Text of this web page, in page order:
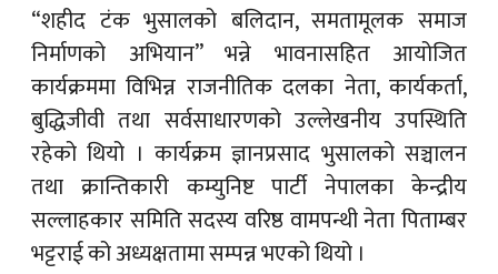
“शहीद टंक भुसालको बलिदान, समतामूलक समाज
निर्माणको अभियान” भन्ने भावनासहित आयोजित
कार्यक्रममा विभिन्न राजनीतिक दलका नेता, कार्यकर्ता,
बुद्धिजीवी तथा सर्वसाधारणको उल्लेखनीय उपस्थिति
रहेको थियो । कार्यक्रम ज्ञानप्रसाद भुसालको सञ्चालन
तथा क्रान्तिकारी कम्युनिष्ट पार्टी नेपालका केन्द्रीय
सल्लाहकार समिति सदस्य वरिष्ठ वामपन्थी नेतापिताम्बर
भट्टराईको अध्यक्षतामा सम्पन्न भएको थियो ।